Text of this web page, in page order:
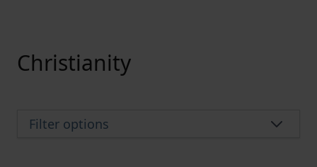
Christianity
Filter options